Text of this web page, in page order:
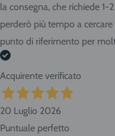
la consegna, che richiede 1-
perderò più tempo a
punto di riferimento per
Acquirente verificato
20 Luglio 2026
Puntuale perfetto